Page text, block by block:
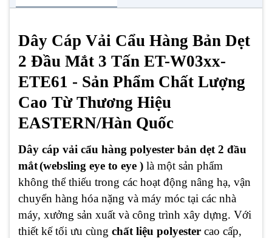
Dây Cáp Vải Cẩu Hàng Bản Dẹt
2 Đầu Mắt 3 Tấn ET-W03xx-
ETE61 - Sản Phẩm Chất Lượng
Cao Từ Thương Hiệu
EASTERN/Hàn Quốc
Dây cáp vải cẩu hàng polyester bản dẹt 2 đầu
mắt(websling eye to eye ) là một sản phẩm
không thể thiếu trong các hoạt động nâng hạ, vận
chuyển hàng hóa nặng và máy móc tại các nhà
máy, xưởng sản xuất và công trình xây dựng. Với
thiết kế tối ưu cùng chất liệu polyester cao cấp,